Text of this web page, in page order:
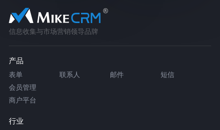
信息收集与市场营销领导品牌
产品
表单 联系人 邮件
短信
会员管理
商户平台
行业